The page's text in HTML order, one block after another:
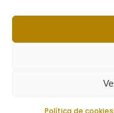
Política de cookies